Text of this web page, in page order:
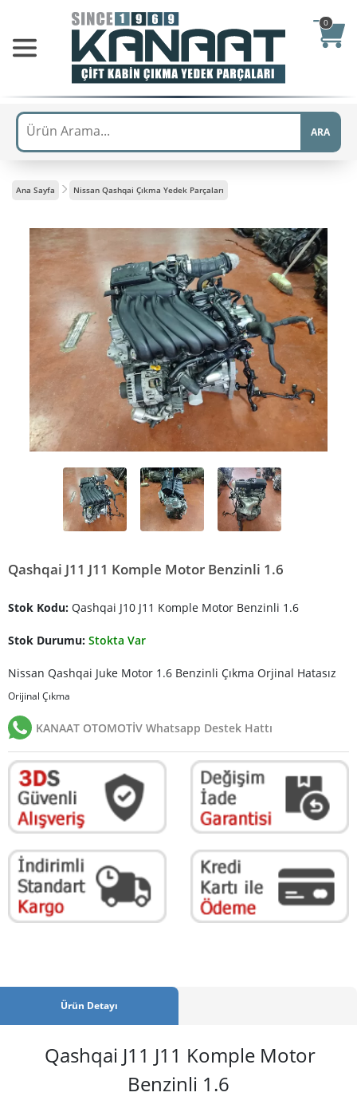
0
ARA
Ana Sayfa Nissan Qashqai Çıkma Yedek Parçaları
Qashqai J11 J11 Komple Motor Benzinli 1.6
Stok Kodu: Qashqai J10 J11 Komple Motor Benzinli 1.6
Stok Durumu: Stokta Var
Nissan Qashqai Juke Motor 1.6 Benzinli Çıkma Orjinal Hatasız
Orijinal Çıkma
KANAAT OTOMOTİV Whatsapp Destek Hattı
Ürün Detayı
Qashqai J11 J11 Komple Motor
Benzinli 1.6